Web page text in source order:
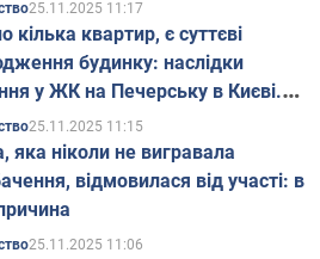
25.11.2025 11:17
кілька квартир, є суттєві
будинку: наслідки
у ЖК на Печерську в Києві.
25.11.2025 11:15
яка ніколи не вигравала
відмовилася від участі: в
25.11.2025 11:06